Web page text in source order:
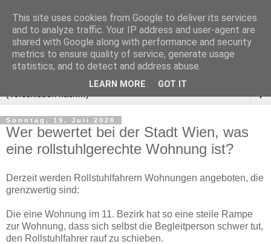
▼
Sonntag, 19. Juli 2020
Wer bewertet bei der Stadt Wien, was
eine rollstuhlgerechte Wohnung ist?
Derzeit werden Rollstuhlfahrern Wohnungen angeboten, die
grenzwertig sind:
Die eine Wohnung im 11. Bezirk hat so eine steile Rampe
zur Wohnung, dass sich selbst die Begleitperson schwer tut,
den Rollstuhlfahrer rauf zu schieben.
This site uses cookies from Google to deliver its services
and to analyze traffic. Your IP address and user-agent are
shared with Google along with performance and security
metrics to ensure quality of service, generate usage
statistics, and to detect and address abuse.
LEARN MORE GOT IT